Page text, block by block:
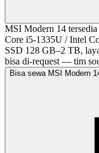
MSI Modern 14
Core i5-1335U / Intel
SSD 128 GB–2 TB,
bisa di-request — tim
Bisa sewa MSI Modern